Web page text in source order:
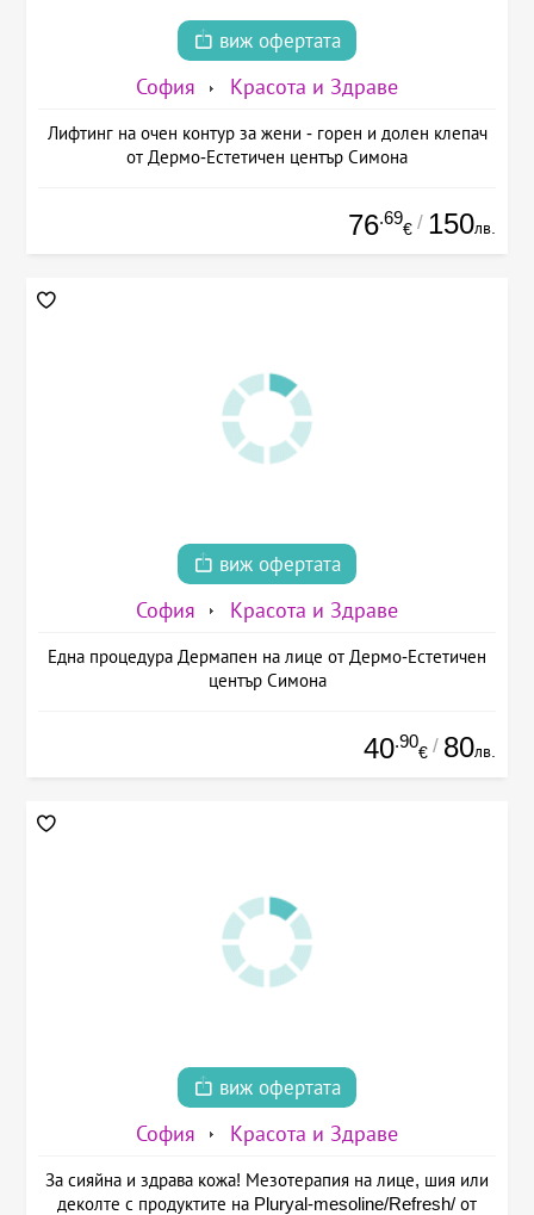
виж офертата
София Красота и Здраве
Лифтинг на очен контур за жени - горен и долен клепач
от Дермо-Естетичен център Симона
76.69
€ / 150лв.
виж офертата
София Красота и Здраве
Една процедура Дермапен на лице от Дермо-Естетичен
център Симона
40.90
€ / 80лв.
виж офертата
София Красота и Здраве
За сияйна и здрава кожа! Мезотерапия на лице, шия или
деколте с продуктите на Pluryal-mesoline/Refresh/ от